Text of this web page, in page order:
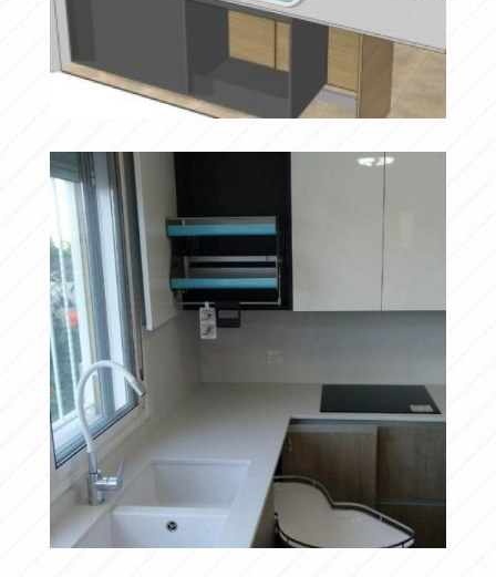
Ampliar